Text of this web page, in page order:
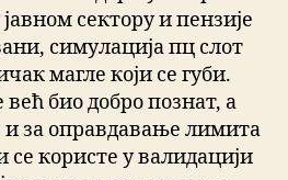
сектору и пензије
симулација пц слот
магле који се губи.
био добро познат, а
и за оправдавање лимита
користе у валидацији